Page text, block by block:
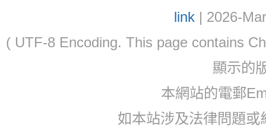
link| 2026-
( UTF-8 Encoding. This page contains
顯示的
本網站的電郵
如本站涉及法律問題